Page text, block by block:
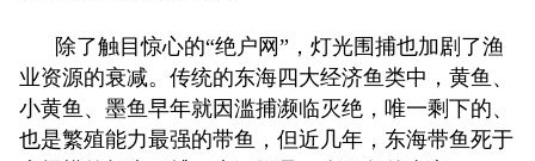
除了触目惊心的“绝户网”，灯光围捕也加剧了渔
业资源的衰减。传统的东海四大经济鱼类中，黄鱼、
小黄鱼、墨鱼早年就因滥捕濒临灭绝，唯一剩下的、
也是繁殖能力最强的带鱼，但近几年，东海带鱼死于